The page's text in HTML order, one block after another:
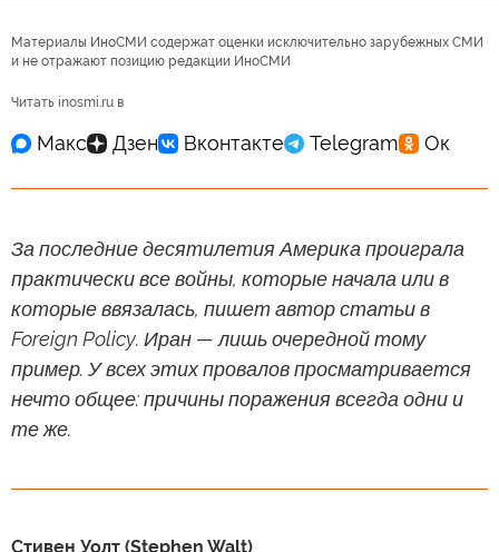
Материалы ИноСМИ содержат оценки исключительно зарубежных СМИ
и не отражают позицию редакции ИноСМИ
Читать inosmi.ru в
За последние десятилетия Америка проиграла
практически все войны, которые начала или в
которые ввязалась, пишет автор статьи в
Foreign Policy. Иран — лишь очередной тому
пример. У всех этих провалов просматривается
нечто общее: причины поражения всегда одни и
те же.
Стивен Уолт (Stephen Walt)